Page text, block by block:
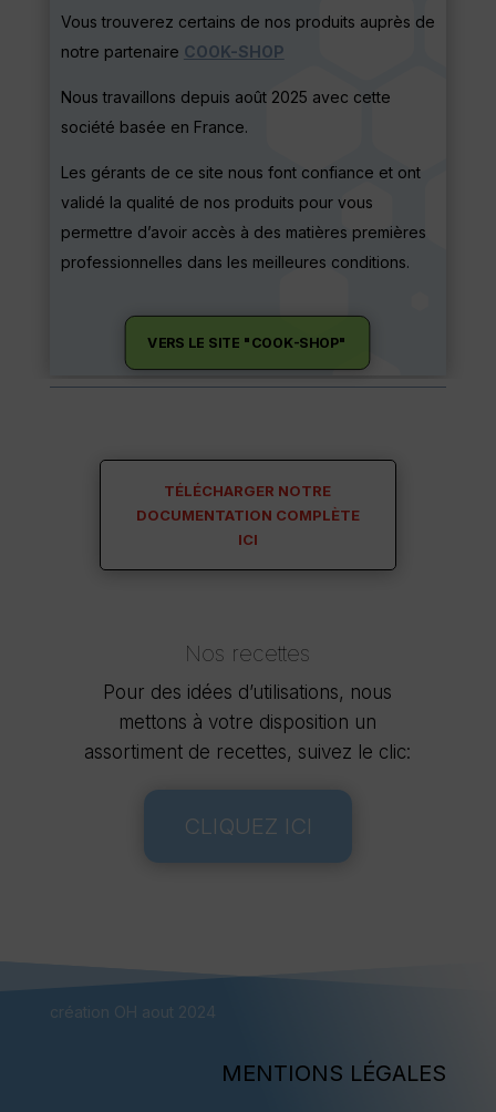
Vous trouverez certains de nos produits auprès de
notre partenaire COOK-SHOP
Nous travaillons depuis août 2025 avec cette
société basée en France.
Les gérants de ce site nous font confiance et ont
validé la qualité de nos produits pour vous
permettre d’avoir accès à des matières premières
professionnelles dans les meilleures conditions.
VERS LE SITE "COOK-SHOP"
TÉLÉCHARGER NOTRE
DOCUMENTATION COMPLÈTE
ICI
Nos recettes
Pour des idées d’utilisations, nous
mettons à votre disposition un
assortiment de recettes, suivez le clic:
CLIQUEZ ICI
création OH aout 2024
MENTIONS LÉGALES